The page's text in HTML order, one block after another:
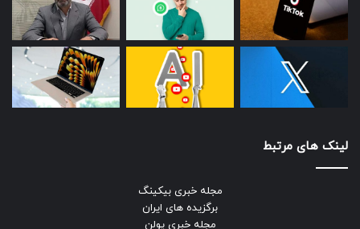
لینک های مرتبط
مجله خبری بیکینگ
برگزیده های ایران
مجله خبری یولن